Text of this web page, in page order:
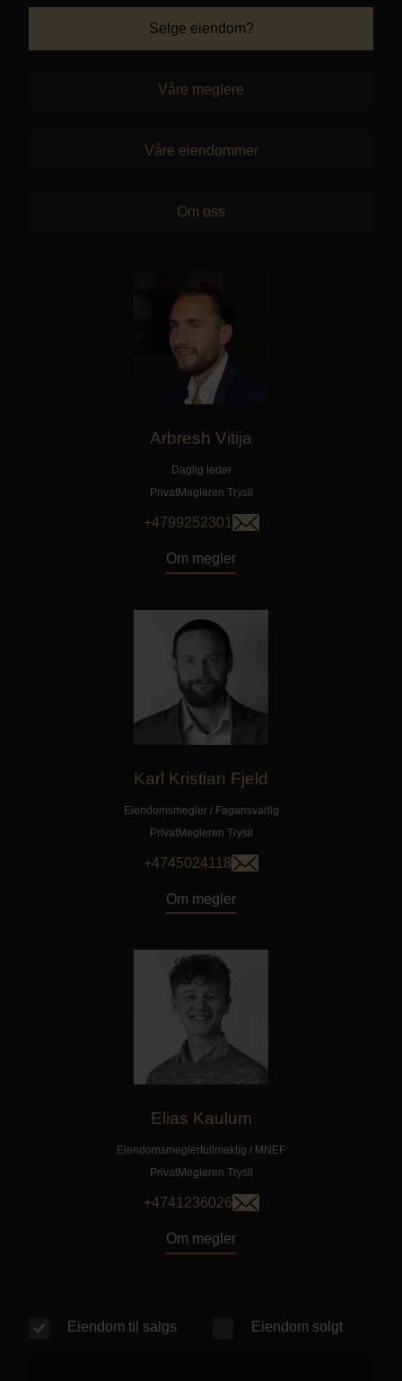
Selge eiendom?
Våre meglere
Våre eiendommer
Om oss
Arbresh Vitija
Daglig leder
PrivatMegleren Trysil
+4799252301
Om megler
Karl Kristian Fjeld
Eiendomsmegler / Fagansvarlig
PrivatMegleren Trysil
+4745024118
Om megler
Elias Kaulum
Eiendomsmeglerfullmektig / MNEF
PrivatMegleren Trysil
+4741236026
Om megler
Eiendom til salgs Eiendom solgt